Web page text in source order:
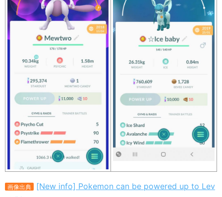
画像出典
[New info] Pokemon can be powered up to Lev